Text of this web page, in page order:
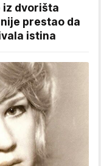
iz dvorišta
prestao da
istina